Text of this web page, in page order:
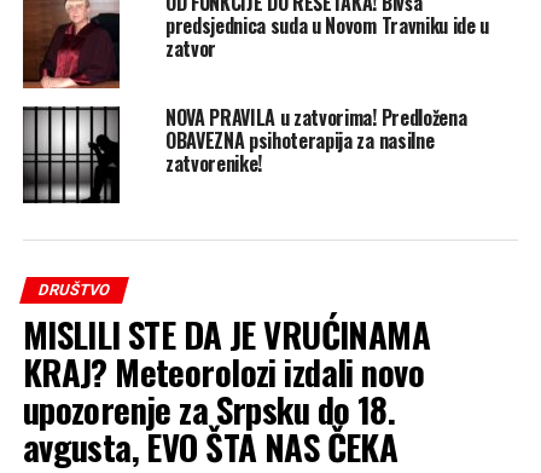
predsjednica suda u Novom Travniku ide u
zatvor
NOVA PRAVILA u zatvorima! Predložena
OBAVEZNA psihoterapija za nasilne
zatvorenike!
DRUŠTVO
MISLILI STE DA JE VRUĆINAMA
KRAJ? Meteorolozi izdali novo
upozorenje za Srpsku do 18.
avgusta, EVO ŠTA NAS ČEKA